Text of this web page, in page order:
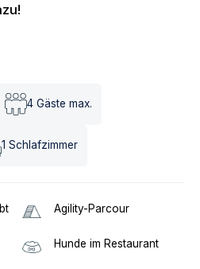
4 Gäste max.
1 Schlafzimmer
Agility-Parcour
Hunde im Restaurant